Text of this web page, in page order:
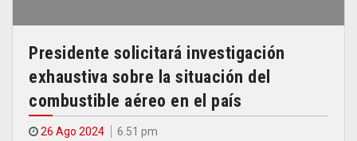
Presidente solicitará investigación
exhaustiva sobre la situación del
combustible aéreo en el país
26 Ago 2024 6.51 pm